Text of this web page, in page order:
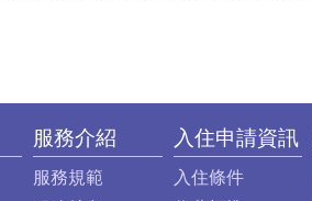
服務介紹
服務規範
入住申請資訊
入住條件